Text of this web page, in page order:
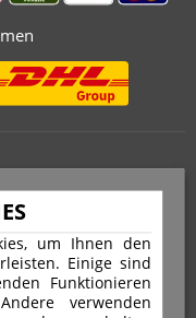
um Ihnen den
Einige sind
Funktionieren
verwenden